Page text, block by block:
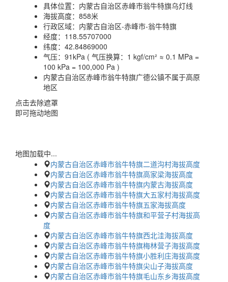
具体位置： 内蒙古自治区赤峰市翁牛特旗乌灯线
海拔高度： 858米
行政区域： 内蒙古自治区-赤峰市-翁牛特旗
经度： 118.55707000
纬度： 42.84869000
气压： 91kPa ( 气压换算：1 kgf/cm² ≈ 0.1 MPa =
100 kPa = 100,000 Pa )
内蒙古自治区赤峰市翁牛特旗广德公镇不属于高原
地区
点击去除遮罩
即可拖动地图
地图加载中...
内蒙古自治区赤峰市翁牛特旗二道沟村海拔高度
内蒙古自治区赤峰市翁牛特旗高家梁海拔高度
内蒙古自治区赤峰市翁牛特旗内蒙古海拔高度
内蒙古自治区赤峰市翁牛特旗大五家村海拔高度
内蒙古自治区赤峰市翁牛特旗五家海拔高度
内蒙古自治区赤峰市翁牛特旗和平营子村海拔高
度
内蒙古自治区赤峰市翁牛特旗西北洼海拔高度
内蒙古自治区赤峰市翁牛特旗梅林营子海拔高度
内蒙古自治区赤峰市翁牛特旗小胜利庄海拔高度
内蒙古自治区赤峰市翁牛特旗尖山子海拔高度
内蒙古自治区赤峰市翁牛特旗毛山东乡海拔高度